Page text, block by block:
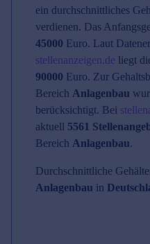
ein durchschnittliches
verdienen. Das
45000 Euro. Laut
stellenanzeigen.de liegt
90000 Euro. Zur
Bereich Anlagenbau
berücksichtigt. Bei
aktuell 5561
Bereich Anlagenbau.
Durchschnittliche
Anlagenbau in